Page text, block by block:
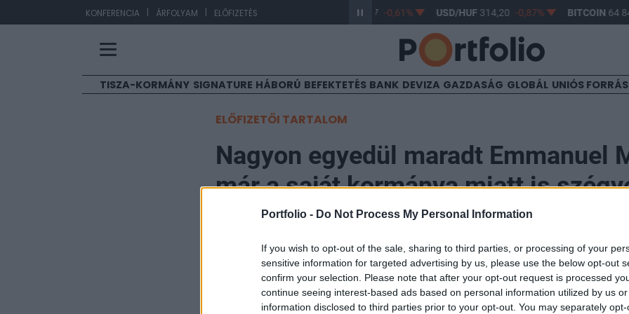
Portfolio - Do Not Process My Personal Information
If you wish to opt-out of the sale, sharing to third parties, or processing of your
sensitive information for targeted advertising by us, please use the below opt-out
confirm your selection. Please note that after your opt-out request is processed
continue seeing interest-based ads based on personal information utilized by us
information disclosed to third parties prior to your opt-out. You may separately
KONFERENCIA | ÁRFOLYAM | ELŐFIZETÉS 363,17 -0,61% USD/HUF314,20 -0,87% BITCOIN64
TISZA-KORMÁNY SIGNATURE HÁBORÚ BEFEKTETÉS BANK DEVIZA GAZDASÁG GLOBÁL UNIÓS
ELŐFIZETŐI TARTALOM
Nagyon egyedül maradt Emmanuel
már a saját kormánya miatt is
magát
2024. október 14. 12:34
Emmanuel Macron francia elnök szégyelli magát Michel Barnier